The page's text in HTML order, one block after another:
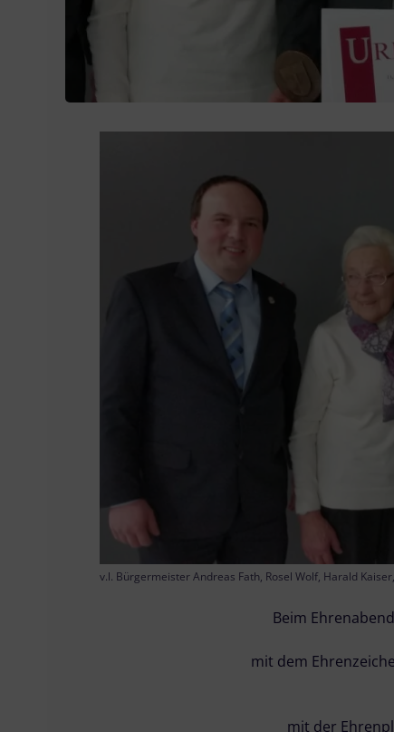
v.l. Bürgermeister Andreas Fath, Rosel Wolf, Harald
Beim
mit dem
mit der